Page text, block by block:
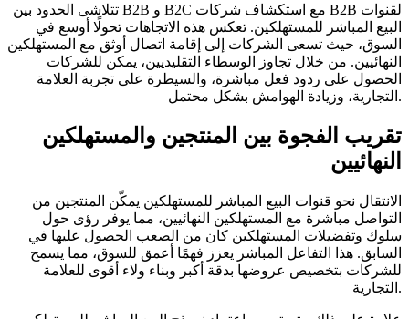
تتلاشى الحدود بين B2B و B2C مع استكشاف شركات B2B لقنوات
البيع المباشر للمستهلكين. تعكس هذه الاتجاهات تحولًا أوسع في
السوق، حيث تسعى الشركات إلى إقامة اتصال أوثق مع المستهلكين
النهائيين. من خلال تجاوز الوسطاء التقليديين، يمكن للشركات
الحصول على ردود فعل مباشرة، والسيطرة على تجربة العلامة
التجارية، وزيادة الهوامش بشكل محتمل.
تقريب الفجوة بين المنتجين والمستهلكين
النهائيين
الانتقال نحو قنوات البيع المباشر للمستهلكين يمكّن المنتجين من
التواصل مباشرة مع المستهلكين النهائيين، مما يوفر رؤى حول
سلوك وتفضيلات المستهلكين كان من الصعب الحصول عليها في
السابق. هذا التفاعل المباشر يعزز فهمًا أعمق للسوق، مما يسمح
للشركات بتخصيص عروضها بدقة أكبر وبناء ولاء أقوى للعلامة
التجارية.